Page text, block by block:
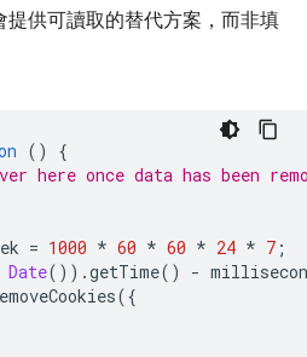
供可讀取的替代方案，而非填
()
{
here once data has been
= 1000 * 60 * 60 * 24 * 7 ;
Date()).getTime() -
({